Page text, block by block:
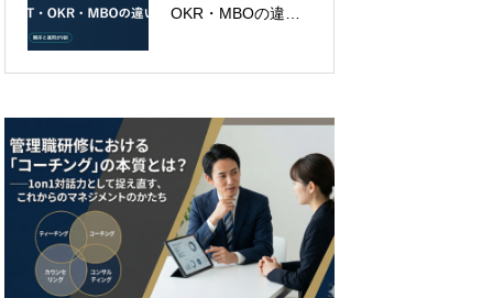
OKR・MBOの違い
いかけ力」とは何か